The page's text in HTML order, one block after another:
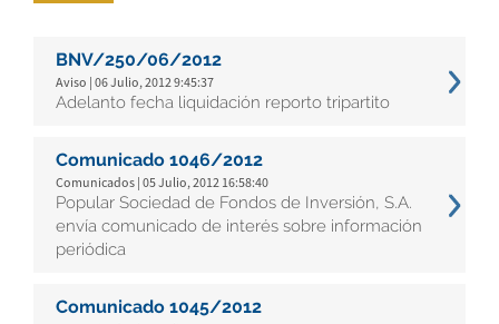
BNV/250/06/2012
Aviso | 06 Julio, 2012 9:45:37
Adelanto fecha liquidación reporto tripartito
Comunicado 1046/2012
Comunicados | 05 Julio, 2012 16:58:40
Popular Sociedad de Fondos de Inversión, S.A.
envía comunicado de interés sobre información
periódica
Comunicado 1045/2012